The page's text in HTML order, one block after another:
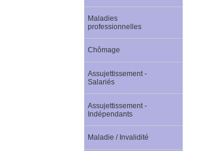
Maladies
professionnelles
Chômage
Assujettissement -
Salariés
Assujettissement -
Indépendants
Maladie / Invalidité